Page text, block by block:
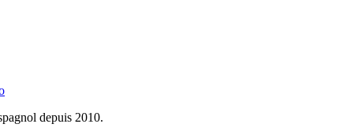
depuis 2010.